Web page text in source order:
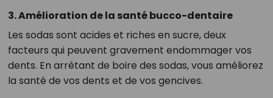
3. Amélioration de la santé bucco-dentaire
Les sodas sont acides et riches en sucre, deux
facteurs qui peuvent gravement endommager vos
dents. En arrêtant de boire des sodas, vous améliorez
la santé de vos dents et de vos gencives.